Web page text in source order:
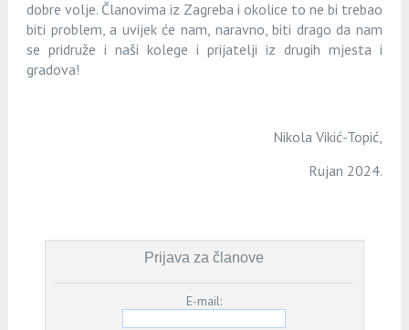
dobre volje. Članovima iz Zagreba i okolice to ne bi trebao
biti problem, a uvijek će nam, naravno, biti drago da nam
se pridruže i naši kolege i prijatelji iz drugih mjesta i
gradova!
Nikola Vikić-Topić,
Rujan 2024.
Prijava za članove
E-mail: